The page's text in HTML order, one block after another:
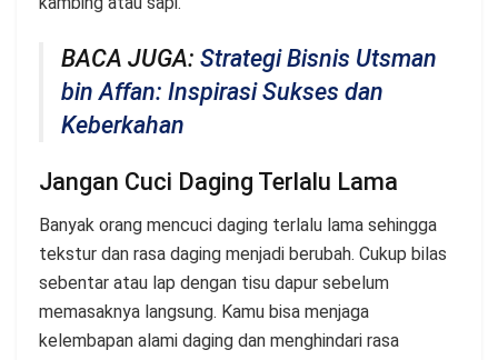
BACA JUGA: Strategi Bisnis Utsman
bin Affan: Inspirasi Sukses dan
Keberkahan
Jangan Cuci Daging Terlalu Lama
Banyak orang mencuci daging terlalu lama sehingga
tekstur dan rasa daging menjadi berubah. Cukup bilas
sebentar atau lap dengan tisu dapur sebelum
memasaknya langsung. Kamu bisa menjaga
kelembapan alami daging dan menghindari rasa